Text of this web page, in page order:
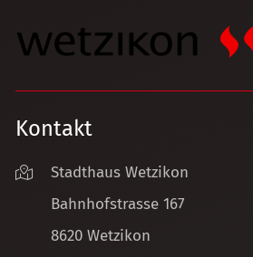
Kontakt
Stadthaus Wetzikon
Bahnhofstrasse 167
8620 Wetzikon